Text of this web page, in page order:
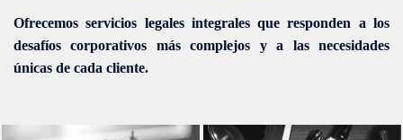
Ofrecemos servicios legales integrales que responden a los
desafíos corporativos más complejos y a las necesidades
únicas de cada cliente.